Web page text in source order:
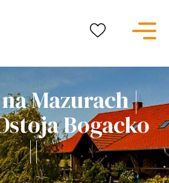
Mazurach |
Bogacko
||